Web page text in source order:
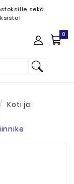
sekä
0
Koti ja